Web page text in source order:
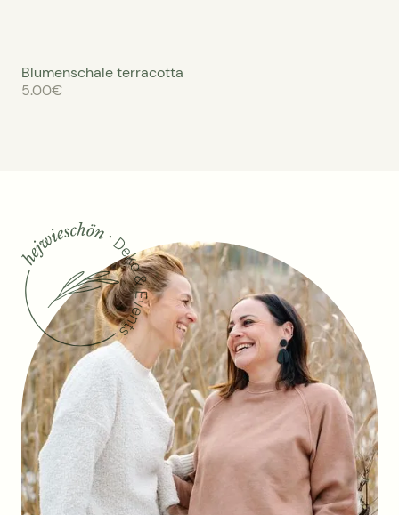
Blumenschale terracotta
5.00€